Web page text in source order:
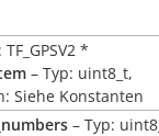
*
– Typ: uint8_t,
Siehe Konstanten
– Typ: